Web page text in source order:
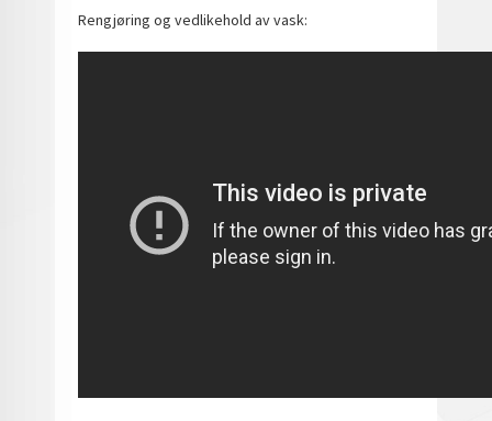
Rengjøring og vedlikehold av vask: